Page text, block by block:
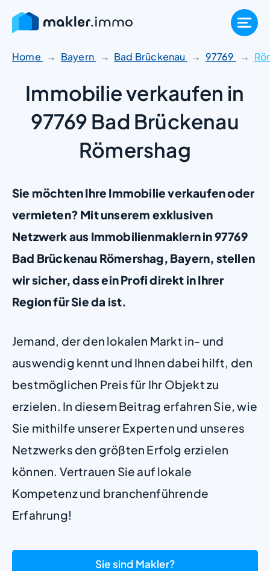
Zum
Inhalt
springen
Home Bayern Bad Brückenau 97769
Immobilie verkaufen in
97769 Bad Brückenau
Römershag
Sie möchten Ihre Immobilie verkaufen oder
vermieten? Mit unserem exklusiven
Netzwerk aus Immobilienmaklern in 97769
Bad Brückenau Römershag, Bayern, stellen
wir sicher, dass ein Profi direkt in Ihrer
Region für Sie da ist.
Jemand, der den lokalen Markt in- und
auswendig kennt und Ihnen dabei hilft, den
bestmöglichen Preis für Ihr Objekt zu
erzielen. In diesem Beitrag erfahren Sie, wie
Sie mithilfe unserer Experten und unseres
Netzwerks den größten Erfolg erzielen
können. Vertrauen Sie auf lokale
Kompetenz und branchenführende
Erfahrung!
Sie sind Makler?